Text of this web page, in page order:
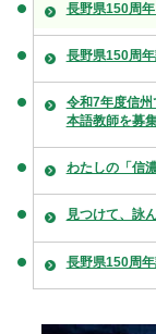
長野県150周
長野県150周
令和7年度信州
本語教師を募
わたしの「信
見つけて、詠
長野県150周